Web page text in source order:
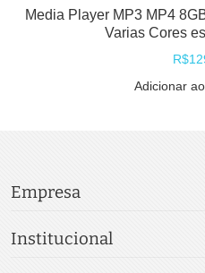
Media Player MP3 MP4
Varias Cores
Adicionar
Empresa
Institucional